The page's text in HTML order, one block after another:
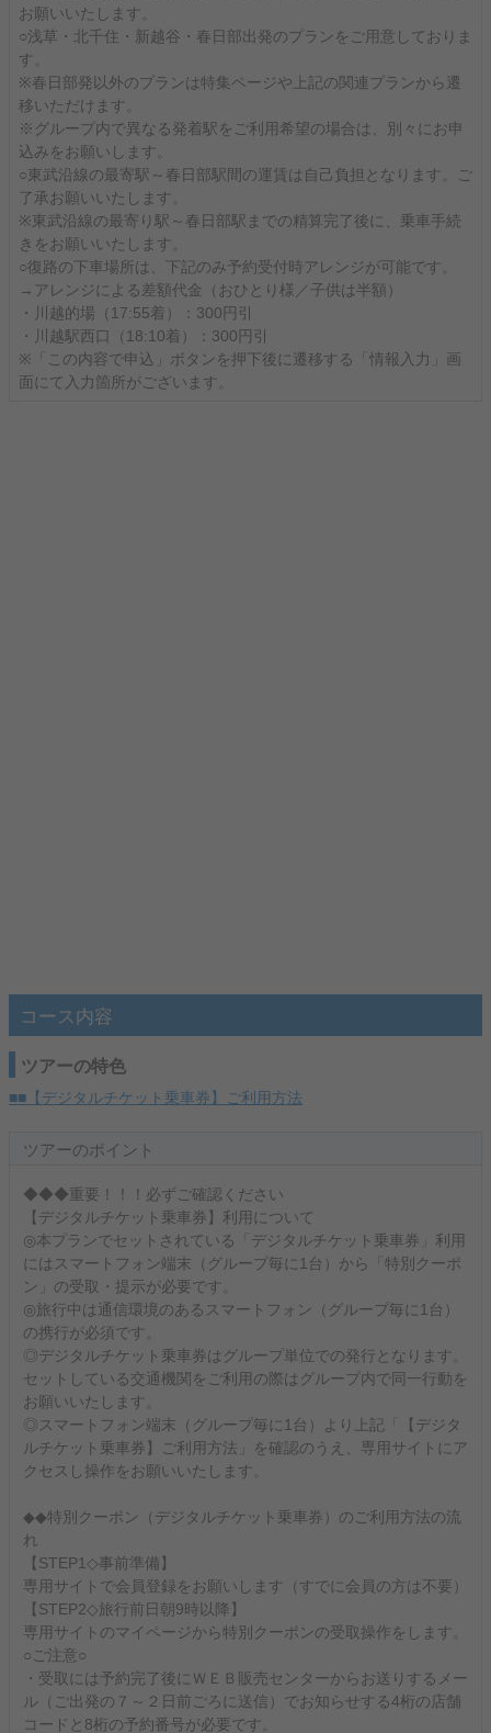
お願いいたします。
○浅草・北千住・新越谷・春日部出発のプランをご用意しておりま
す。
※春日部発以外のプランは特集ページや上記の関連プランから遷
移いただけます。
※グループ内で異なる発着駅をご利用希望の場合は、別々にお申
込みをお願いします。
○東武沿線の最寄駅～春日部駅間の運賃は自己負担となります。ご
了承お願いいたします。
※東武沿線の最寄り駅～春日部駅までの精算完了後に、乗車手続
きをお願いいたします。
○復路の下車場所は、下記のみ予約受付時アレンジが可能です。
→アレンジによる差額代金（おひとり様／子供は半額）
・川越的場（17:55着）：300円引
・川越駅西口（18:10着）：300円引
※「この内容で申込」ボタンを押下後に遷移する「情報入力」画
面にて入力箇所がございます。
コース内容
ツアーの特色
■■【デジタルチケット乗車券】ご利用方法
ツアーのポイント
◆◆◆重要！！！必ずご確認ください
【デジタルチケット乗車券】利用について
◎本プランでセットされている「デジタルチケット乗車券」利用
にはスマートフォン端末（グループ毎に1台）から「特別クーポ
ン」の受取・提示が必要です。
◎旅行中は通信環境のあるスマートフォン（グループ毎に1台）
の携行が必須です。
◎デジタルチケット乗車券はグループ単位での発行となります。
セットしている交通機関をご利用の際はグループ内で同一行動を
お願いいたします。
◎スマートフォン端末（グループ毎に1台）より上記「【デジタ
ルチケット乗車券】ご利用方法」を確認のうえ、専用サイトにア
クセスし操作をお願いいたします。
◆◆特別クーポン（デジタルチケット乗車券）のご利用方法の流
れ
【STEP1◇事前準備】
専用サイトで会員登録をお願いします（すでに会員の方は不要）
【STEP2◇旅行前日朝9時以降】
専用サイトのマイページから特別クーポンの受取操作をします。
○ご注意○
・受取には予約完了後にＷＥＢ販売センターからお送りするメー
ル（ご出発の７～２日前ごろに送信）でお知らせする4桁の店舗
コードと8桁の予約番号が必要です。